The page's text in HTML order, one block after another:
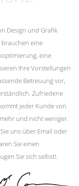
Design und Grafik
brauchen eine
eine
Ihre Vorstellungen
Betreuung vor,
Zufriedene
jeder Kunde von
und nicht weniger.
uns über Email oder
Sie einen
Sie sich selbst!.